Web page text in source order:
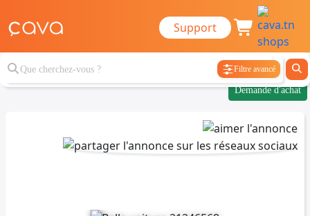
Support
Filtre avancé
Demande d'achat